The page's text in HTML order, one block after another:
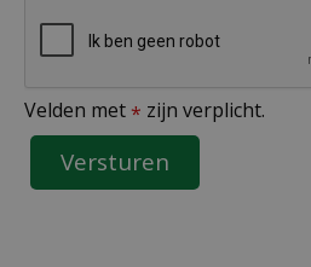
Velden met * zijn verplicht.